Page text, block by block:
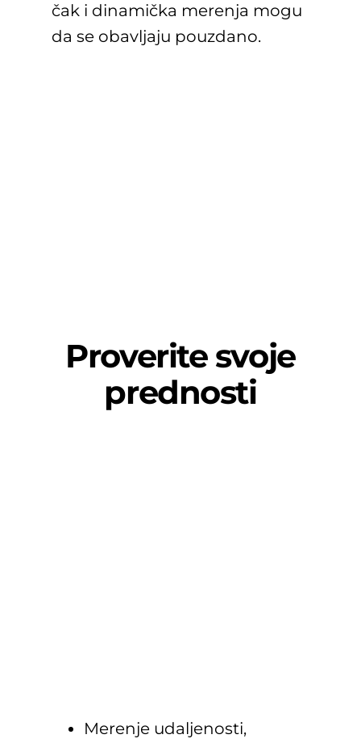
čak i dinamička merenja mogu
da se obavljaju pouzdano.
Proverite svoje
prednosti
Merenje udaljenosti,